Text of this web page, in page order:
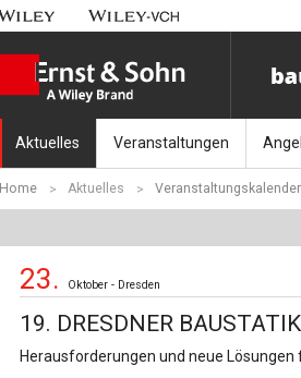
Aktuelles
Nachrichten
Aktuell erschienen
Erscheint in Kürze
Veranstaltungen
Münchener Kranbahntag
Fachkonferenz
Symposium
Home Aktuelles Veranstaltungskalender
23. Oktober - Dresden
19. DRESDNER
Herausforderungen und neue